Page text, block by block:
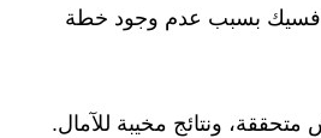
بسبب عدم وجود خطة
ونتائج مخيبة للآمال.